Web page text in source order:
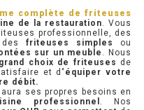
complète de friteuses
de la restauration. Vous
professionnelle, des
friteuses simples
ou
sur un meuble . Nous
grand choix de friteuses de
et d ‘équiper votre
débit.
aura ses propres besoins en
professionnel . Nos